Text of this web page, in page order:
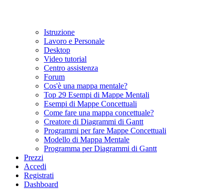
Istruzione
Lavoro e Personale
Desktop
Video tutorial
Centro assistenza
Forum
Cos'è una mappa mentale?
Top 29 Esempi di Mappe Mentali
Esempi di Mappe Concettuali
Come fare una mappa concettuale?
Creatore di Diagrammi di Gantt
Programmi per fare Mappe Concettuali
Modello di Mappa Mentale
Programma per Diagrammi di Gantt
Prezzi
Accedi
Registrati
Dashboard